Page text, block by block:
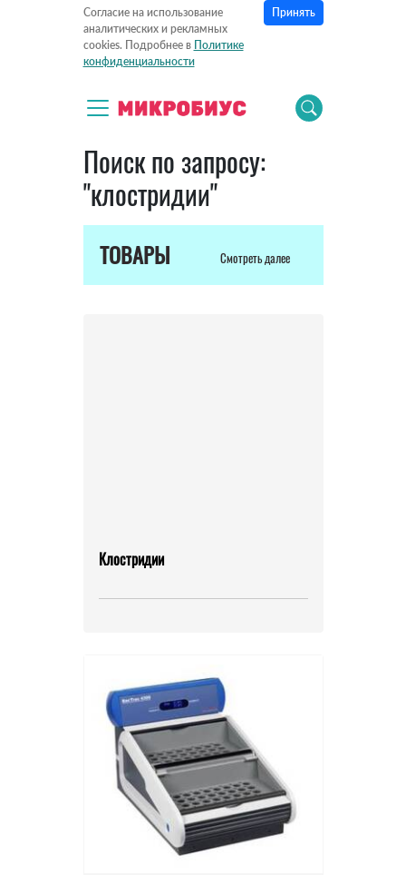
Согласие на использование
аналитических и рекламных
cookies. Подробнее в Политике
конфиденциальности
Принять
Поиск по запросу:
"клостридии"
ТОВАРЫ Смотреть далее
Клостридии